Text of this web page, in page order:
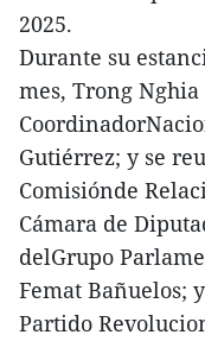
2025.
Durante su
mes, Trong
Gutiérrez; y se
Comisiónde
Cámara de
delGrupo
Femat Bañuelos;
Partido